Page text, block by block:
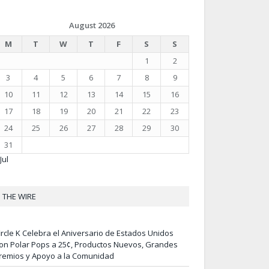
August 2026
M
T W T F S
S
1
2
3
4 5 6 7 8
9
10
11 12 13 14 15
16
17
18 19 20 21 22
23
24
25 26 27 28 29
30
31
THE WIRE
K Celebra el Aniversario de Estados Unidos
Polar Pops a 25¢, Productos Nuevos, Grandes
y Apoyo a la Comunidad